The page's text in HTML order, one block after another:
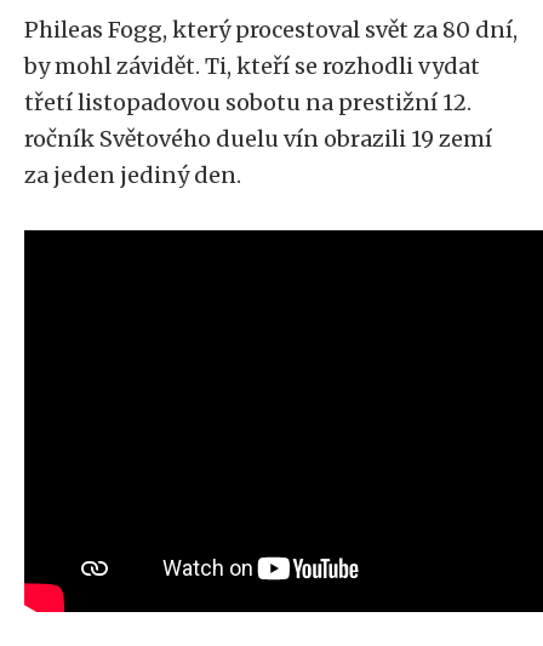
Phileas Fogg, který procestoval svět za 80 dní,
by mohl závidět. Ti, kteří se rozhodli vydat
třetí listopadovou sobotu na prestižní 12.
ročník Světového duelu vín obrazili 19 zemí
za jeden jediný den.